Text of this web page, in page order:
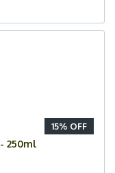
15% OFF
250ml